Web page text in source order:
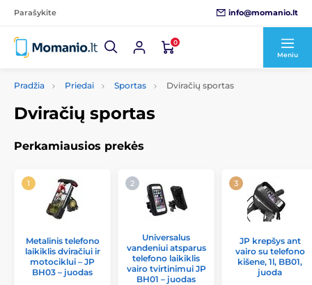
Parašykite info@momanio.lt
0
Meniu
Pradžia Priedai Sportas Dviračių sportas
Dviračių sportas
Perkamiausios prekės
Metalinis telefono
laikiklis dviračiui ir
motociklui – JP
BH03 – juodas
Universalus
vandeniui atsparus
telefono laikiklis
vairo tvirtinimui JP
BH01 – juodas
JP krepšys ant
vairo su telefono
kišene, 1l, BB01,
juoda